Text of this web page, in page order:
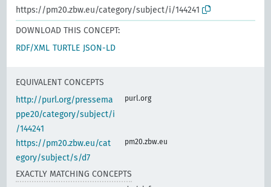
https://pm20.zbw.eu/category/subject/i/144241
DOWNLOAD THIS CONCEPT:
RDF/XML TURTLE JSON-LD
EQUIVALENT CONCEPTS
http://purl.org/pressema
ppe20/category/subject/i
/144241
purl.org
https://pm20.zbw.eu/cat
egory/subject/s/d7
pm20.zbw.eu
EXACTLY MATCHING CONCEPTS